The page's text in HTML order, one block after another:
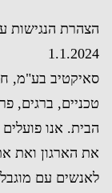
הצהרת הנגישות
1.1.2024
סאיקטיב בע"מ,
טכניים, ברגים,
הבית. אנו
את הארגון ואת
לאנשים עם